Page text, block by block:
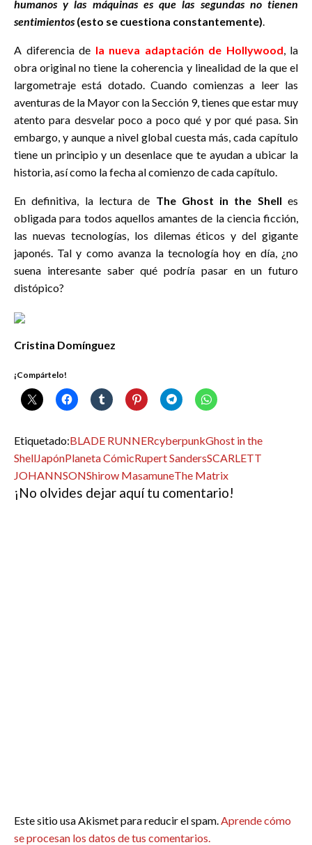
humanos y las máquinas es que las segundas no tienen
sentimientos (esto se cuestiona constantemente)
A diferencia de la nueva adaptación de Hollywood , la
obra original no tiene la coherencia y linealidad de la que el
largometraje está dotado. Cuando comienzas a leer las
aventuras de la Mayor con la Sección 9, tienes que estar muy
atento para desvelar poco a poco qué y por qué pasa. Sin
embargo, y aunque a nivel global cuesta más, cada capítulo
tiene un principio y un desenlace que te ayudan a ubicar la
historia, así como la fecha al comienzo de cada capítulo.
En definitiva, la lectura de The Ghost in the Shell es
obligada para todos aquellos amantes de la ciencia ficción,
las nuevas tecnologías, los dilemas éticos y del gigante
japonés. Tal y como avanza la tecnología hoy en día, ¿no
suena interesante saber qué podría pasar en un futuro
distópico?
Cristina Domínguez
¡Compártelo!
Etiquetado:BLADE RUNNERcyberpunkGhost in the
ShellJapónPlaneta CómicRupert SandersSCARLETT
JOHANNSONShirow MasamuneThe Matrix
¡No olvides dejar aquí tu comentario!
Este sitio usa Akismet para reducir el spam. Aprende cómo
se procesan los datos de tus comentarios.